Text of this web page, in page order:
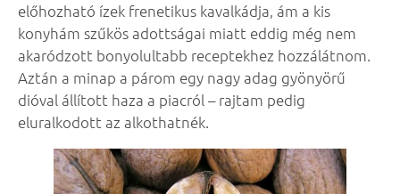
előhozható ízek frenetikus kavalkádja, ám a kis
konyhám szűkös adottságai miatt eddig még nem
akaródzott bonyolultabb receptekhez hozzálátnom.
Aztán a minap a párom egy nagy adag gyönyörű
dióval állított haza a piacról – rajtam pedig
eluralkodott az alkothatnék.